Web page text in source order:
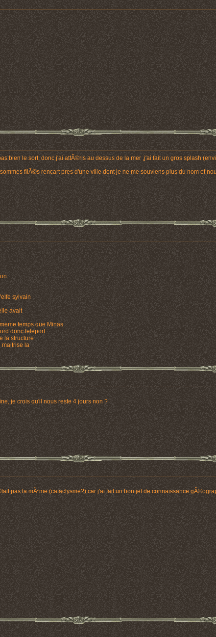
bien le sort, donc j'ai attÃ©ris au dessus de la mer ,j'ai fait un gros splash
filÃ©s rencart pres d'une ville dont je ne me souviens plus du nom et
sylvain
avait
temps que Minas
donc teleport
la structure
maitrise la
je crois qu'il nous reste 4 jours non ?
pas la mÃªme (cataclysme?) car j'ai fait un bon jet de connaissance